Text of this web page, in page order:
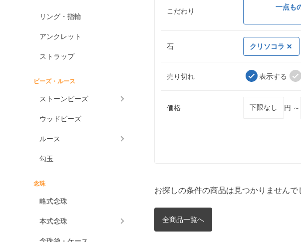
リング・指輪
アンクレット
ストラップ
ビーズ・ルース
ストーンビーズ
ウッドビーズ
ルース
勾玉
念珠
略式念珠
本式念珠
こだわり 一点も
石 クリソコラ
売り切れ 表示する
価格 円 ～
お探しの条件の商品は見つかりません
全商品一覧へ